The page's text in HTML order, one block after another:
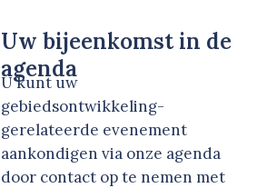
Uw bijeenkomst in de
agenda
U kunt uw
gebiedsontwikkeling-
gerelateerde evenement
aankondigen via onze agenda
door contact op te nemen met